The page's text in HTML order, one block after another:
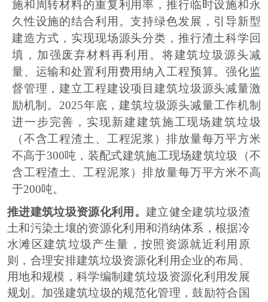
施和周转材料的重复利用率，推行临时设施和永
久性设施的结合利用。支持绿色发展，引导新型
建造方式，实现现场源头分类，推行渣土科学回
填，加强废弃材料再利用。将建筑垃圾源头减
量、运输和处置利用费用纳入工程预算。强化监
督管理，建立工程建设项目建筑垃圾源头减量激
励机制。 2025年底，建筑垃圾源头减量工作机制
进一步完善，实现新建建筑施工现场建筑垃圾
（不含工程渣土、工程泥浆）排放量每万平方米
不高于300吨，装配式建筑施工现场建筑垃圾（不
含工程渣土、工程泥浆）排放量每万平方米不高
于200吨。
推进建筑垃圾资源化利用。建立健全建筑垃圾渣
土和污染土壤的资源化利用和消纳体系，根据冷
水滩区建筑垃圾产生量，按照资源就近利用原
则，合理安排建筑垃圾资源化利用企业的布局、
用地和规模，科学编制建筑垃圾资源化利用发展
规划。加强建筑垃圾的规范化管理，鼓励符合国